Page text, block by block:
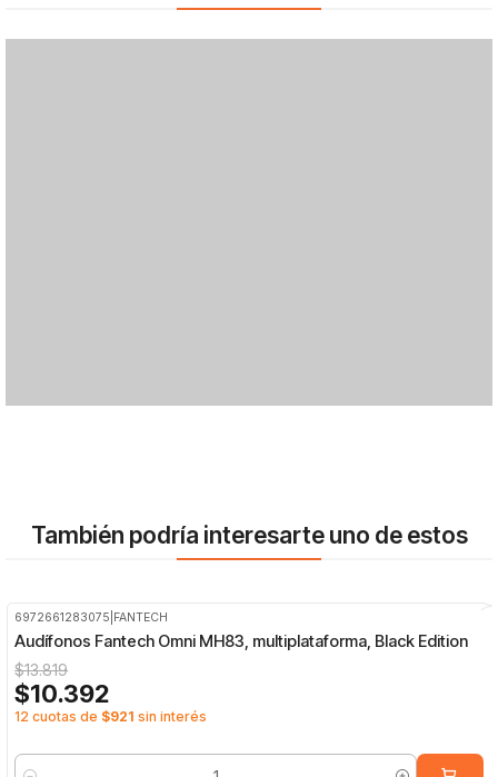
También podría interesarte uno de estos
6972661283075 FANTECH
Audífonos Fantech Omni MH83, multiplataforma, Black Edition
$13.819
$10.392
12 cuotas de $921 sin interés